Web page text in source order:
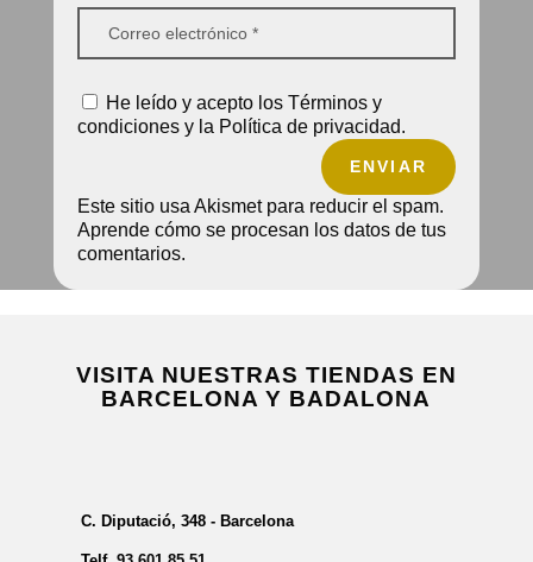
He leído y acepto los Términos y
condiciones y la Política de privacidad.
ENVIAR
Este sitio usa Akismet para reducir el spam.
Aprende cómo se procesan los datos de tus
comentarios.
VISITA NUESTRAS TIENDAS EN
BARCELONA Y BADALONA
C. Diputació, 348 - Barcelona